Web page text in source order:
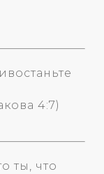
4:7)
ты, что